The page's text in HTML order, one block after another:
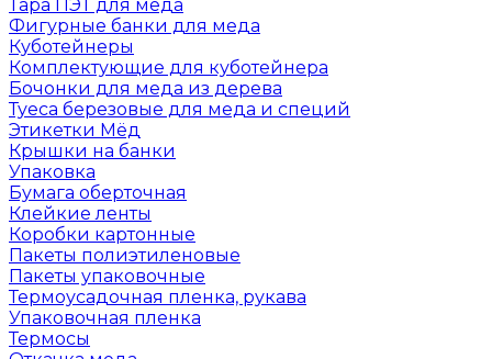
Тара ПЭТ для меда
Фигурные банки для меда
Куботейнеры
Комплектующие для куботейнера
Бочонки для меда из дерева
Туеса березовые для меда и специй
Этикетки Мёд
Крышки на банки
Упаковка
Бумага оберточная
Клейкие ленты
Коробки картонные
Пакеты полиэтиленовые
Пакеты упаковочные
Термоусадочная пленка, рукава
Упаковочная пленка
Термосы